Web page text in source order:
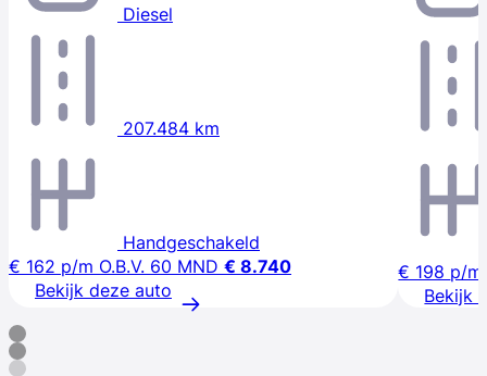
Diesel
207.484 km
Handgeschakeld
€ 162 p/m O.B.V. 60 MND € 8.740
Bekijk deze auto
€ 198 p/m
Bekijk